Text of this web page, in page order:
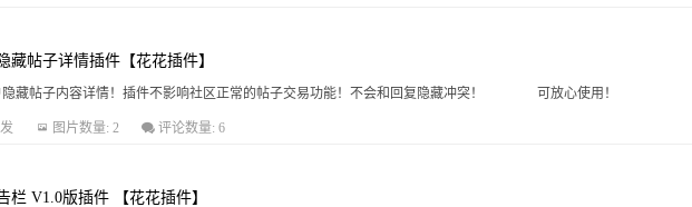
藏帖子详情插件【花花插件】
隐藏帖子内容详情！插件不影响社区正常的帖子交易功能！不会和回复隐藏冲突！ 可放心使用！
图片数量: 2 评论数量: 6
栏 V1.0版插件 【花花插件】